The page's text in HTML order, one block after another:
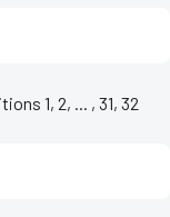
1, 2, ... , 31, 32